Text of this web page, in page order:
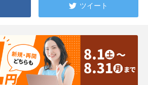
ツイート